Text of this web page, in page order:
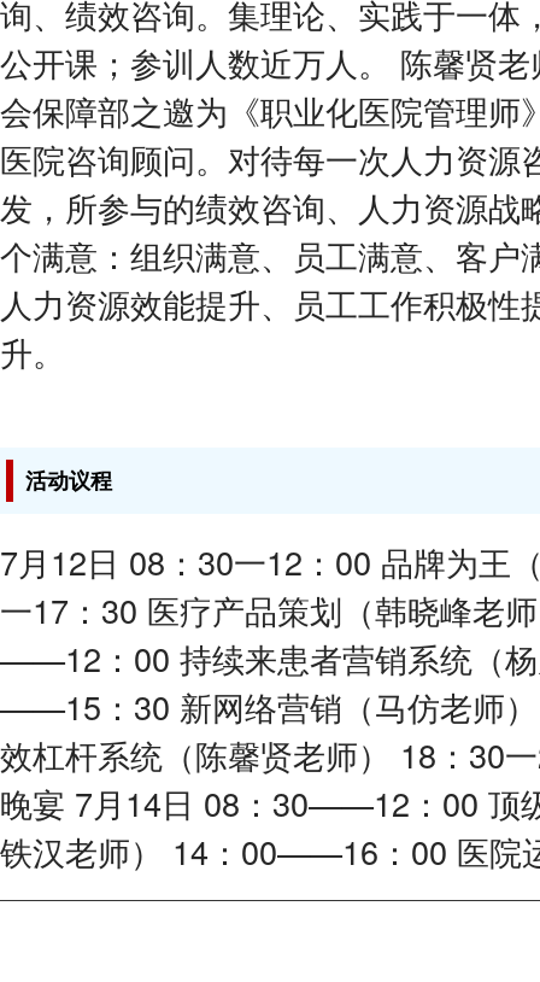
询、绩效咨询。集理论、实践于一体
公开课；参训人数近万人。 陈馨贤
会保障部之邀为《职业化医院管理师
医院咨询顾问。对待每一次人力资源
发，所参与的绩效咨询、人力资源战
个满意：组织满意、员工满意、客户
人力资源效能提升、员工工作积极性
升。
活动议程
7月12日 08：30一12：00 品牌为王
一17：30 医疗产品策划（韩晓峰老
——12：00 持续来患者营销系统（
——15：30 新网络营销（马仿老师
效杠杆系统（陈馨贤老师） 18：30
晚宴 7月14日 08：30——12：00 顶
铁汉老师） 14：00——16：00 医院